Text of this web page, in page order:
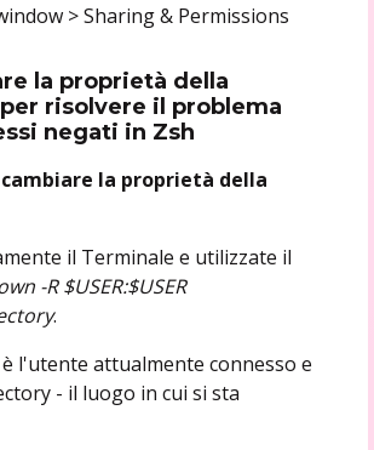
> Sharing & Permissions
la proprietà della
risolvere il problema
negati in Zsh
la proprietà della
il Terminale e utilizzate il
-R $USER:$USER
.
è l'utente attualmente connesso e
- il luogo in cui si sta